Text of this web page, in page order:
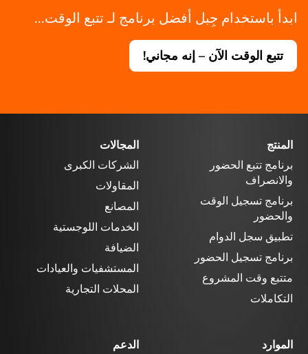
ابدأ باستخدام جِبل أفضل برنامج لـ تتبع الوقت...
تتبع الوقت الآن – إنه مجاني!
المنتج
برنامج تتبع الحضور
والانصراف
برنامج تسجيل الوقت
والحضور
تطبيق سجل الدوام
برنامج تسجيل الحضور
متتبع وقت المشروع
التكاملات
المجالات
الشركات الكبرى
المقاولات
المصانع
الخدمات اللوجستية
الضيافة
المستشفيات والعيادات
المحلات التجارية
الموارد
الدعم